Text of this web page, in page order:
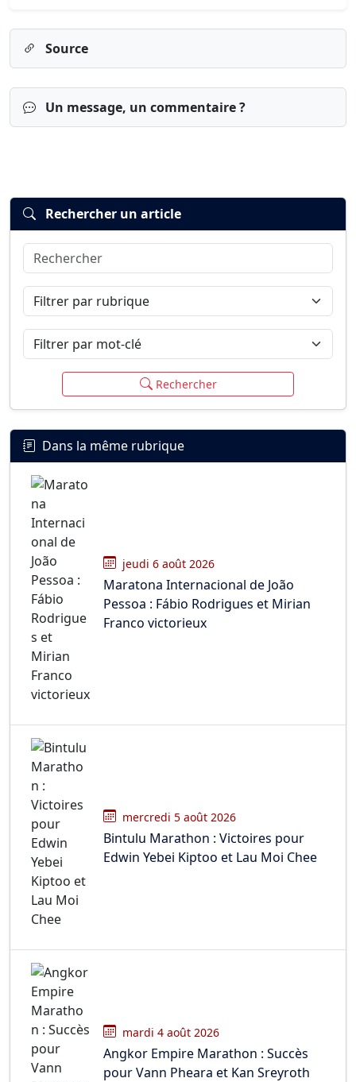
Source
Un message, un commentaire ?
Connexion
Rechercher un article
Rechercher
Filtrer par rubrique
Filtrer par mot-clé
Rechercher
Dans la même rubrique
jeudi 6 août 2026
Maratona Internacional de João
Pessoa : Fábio Rodrigues et Mirian
Franco victorieux
mercredi 5 août 2026
Bintulu Marathon : Victoires pour
Edwin Yebei Kiptoo et Lau Moi Chee
mardi 4 août 2026
Angkor Empire Marathon : Succès
pour Vann Pheara et Kan Sreyroth